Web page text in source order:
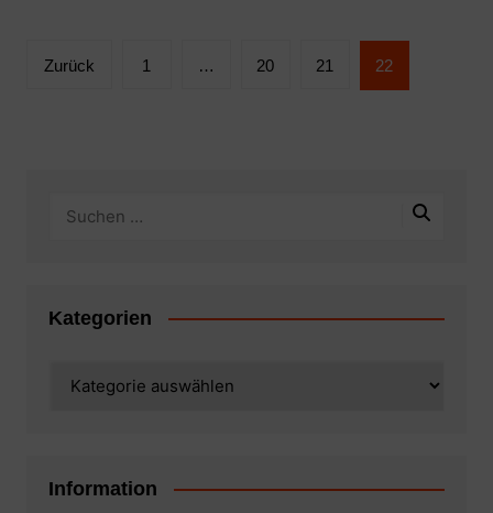
Seitennummerierung
Zurück 1 … 20 21 22
Kategorien
Information